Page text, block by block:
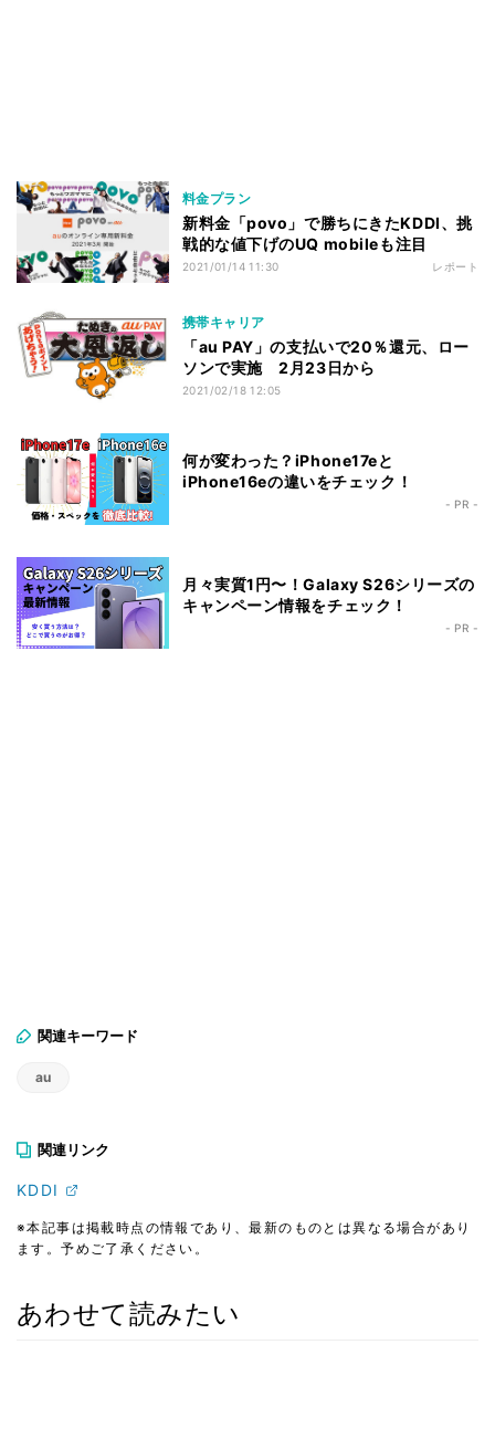
料金プラン
新料金「povo」で勝ちにきたKDDI、挑
戦的な値下げのUQ mobileも注目
2021/01/14 11:30 レポート
携帯キャリア
「au PAY」の支払いで20％還元、ロー
ソンで実施 2月23日から
2021/02/18 12:05
何が変わった？iPhone17eと
iPhone16eの違いをチェック！
- PR -
月々実質1円〜！Galaxy S26シリーズの
キャンペーン情報をチェック！
- PR -
関連キーワード
au
関連リンク
KDDI
※本記事は掲載時点の情報であり、最新のものとは異なる場合があり
ます。予めご了承ください。
あわせて読みたい